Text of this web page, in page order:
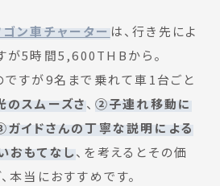
ゴン車チャーター は、行き先によ
が5時間5,600THBから。
ですが9名まで乗れて車1台ごと
スムーズさ、 ②子連れ移動に
イドさんの丁寧な説明による
おもてなし、を考えるとその価
本当におすすめです。